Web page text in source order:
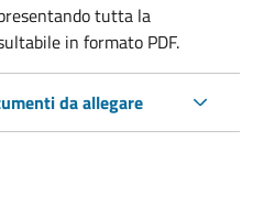
tutta la
in formato PDF.
da allegare